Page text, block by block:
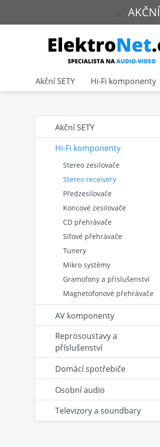
✅ AKČNÍ
Akční SETY
Hi-Fi komponenty
Stereo zesilovače
Stereo receivery
Předzesilovače
Koncové zesilovače
CD přehrávače
Síťové přehrávače
Tunery
Mikro systémy
Gramofony a příslušenství
Magnetofonové přehrávače
AV komponenty
Reprosoustavy a
příslušenství
Domácí spotřebiče
Osobní audio
Televizory a soundbary
Akční SETY Hi-Fi komponenty